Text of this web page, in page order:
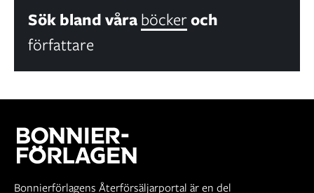
Sök bland våraböckeroch
författare
Bonnierförlagens Återförsäljarportal är en del